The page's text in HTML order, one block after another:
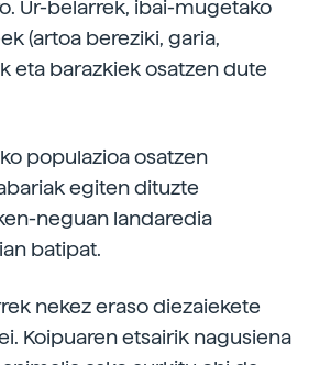
Ur-belarrek, ibai-mugetako
(artoa bereziki, garia,
eta barazkiek osatzen dute
populazioa osatzen
egiten dituzte
neguan landaredia
batipat.
nekez eraso diezaiekete
Koipuaren etsairik nagusiena